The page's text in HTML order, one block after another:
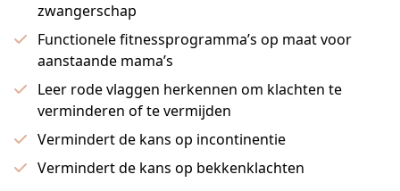
zwangerschap
Functionele fitnessprogramma’s op maat voor
aanstaande mama’s
Leer rode vlaggen herkennen om klachten te
verminderen of te vermijden
Vermindert de kans op incontinentie
Vermindert de kans op bekkenklachten